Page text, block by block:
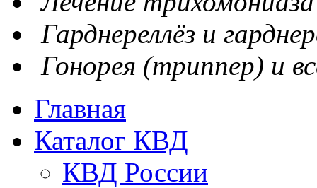
Гарднереллёз и
Гонорея (триппер) и
Главная
Каталог КВД
КВД России